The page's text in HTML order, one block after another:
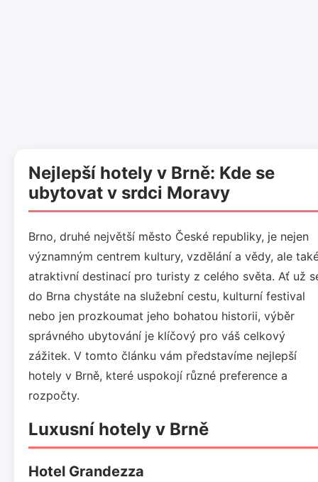
Nejlepší hotely v Brně: Kde se
ubytovat v srdci Moravy
Brno, druhé největší město České republiky, je nejen
významným centrem kultury, vzdělání a vědy, ale
atraktivní destinací pro turisty z celého světa. Ať už
do Brna chystáte na služební cestu, kulturní festival
nebo jen prozkoumat jeho bohatou historii, výběr
správného ubytování je klíčový pro váš celkový
zážitek. V tomto článku vám představíme nejlepší
hotely v Brně, které uspokojí různé preference a
rozpočty.
Luxusní hotely v Brně
Hotel Grandezza